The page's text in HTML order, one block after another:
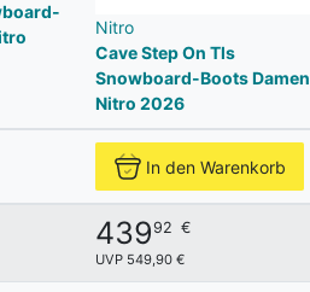
Nitro
Cave Step On Tls
Snowboard-Boots Damen
Nitro 2026
In den Warenkorb
43992 €
UVP 549,90 €